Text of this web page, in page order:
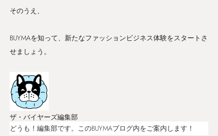
そのうえ、
BUYMAを知って、新たなファッションビジネス体験をスタートさ
せましょう。
ザ・バイヤーズ編集部
どうも！編集部です。このBUYMAブログ内をご案内します！